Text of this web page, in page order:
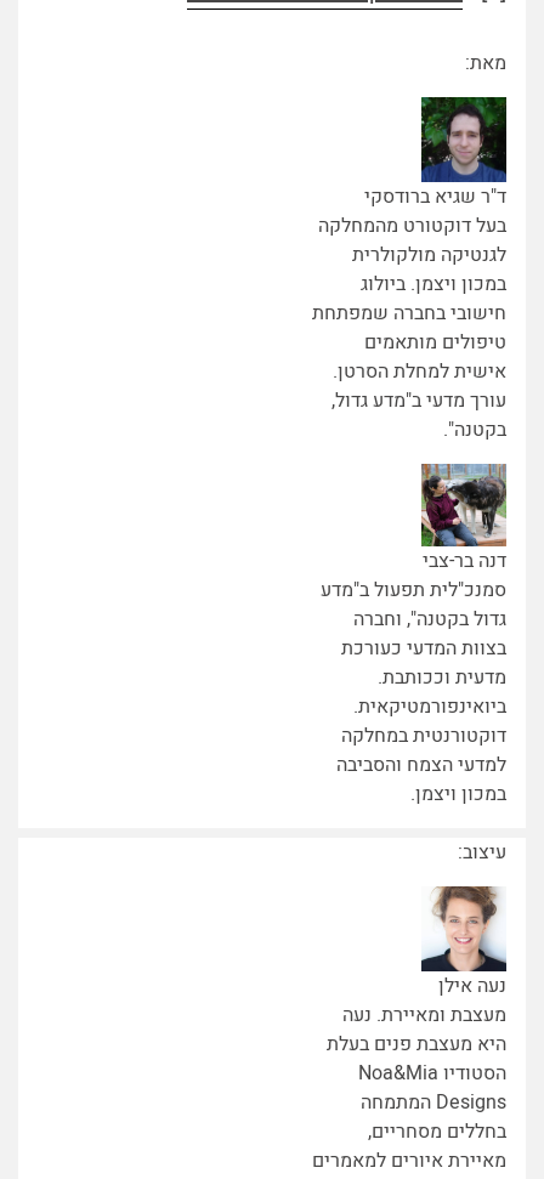
מאת:
ד"ר שגיא ברודסקי
בעל דוקטורט מהמחלקה
לגנטיקה מולקולרית
במכון ויצמן. ביולוג
חישובי בחברה שמפתחת
טיפולים מותאמים
אישית למחלת הסרטן.
עורך מדעי ב"מדע גדול,
בקטנה".
דנה בר-צבי
סמנכ"לית תפעול ב"מדע
גדול בקטנה", וחברה
בצוות המדעי כעורכת
מדעית וככותבת.
ביואינפורמטיקאית.
דוקטורנטית במחלקה
למדעי הצמח והסביבה
במכון ויצמן.
עיצוב:
נעה אילן
מעצבת ומאיירת. נעה
היא מעצבת פנים בעלת
הסטודיו Noa&Mia
Designs המתמחה
בחללים מסחריים,
מאיירת איורים למאמרים